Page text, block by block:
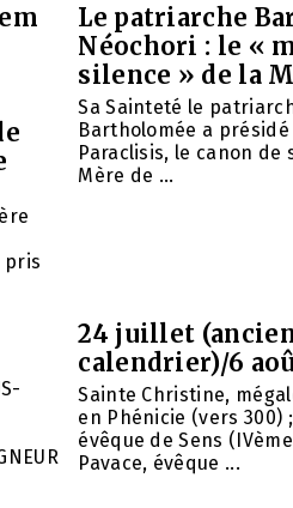
pris
Le patriarche
Néochori : le «
silence » de la
Sa Sainteté le
Bartholomée a présidé
Paraclisis, le canon de
Mère de ...
24 juillet
calendrier)/6
Sainte Christine,
en Phénicie (vers 300)
évêque de Sens
Pavace, évêque ...